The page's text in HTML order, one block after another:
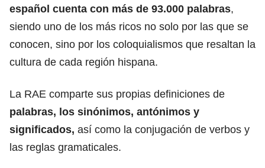
español cuenta con más de 93.000 palabras,
siendo uno de los más ricos no solo por las que se
conocen, sino por los coloquialismos que resaltan la
cultura de cada región hispana.
La RAE comparte sus propias definiciones de
palabras, los sinónimos, antónimos y
significados, así como la conjugación de verbos y
las reglas gramaticales.